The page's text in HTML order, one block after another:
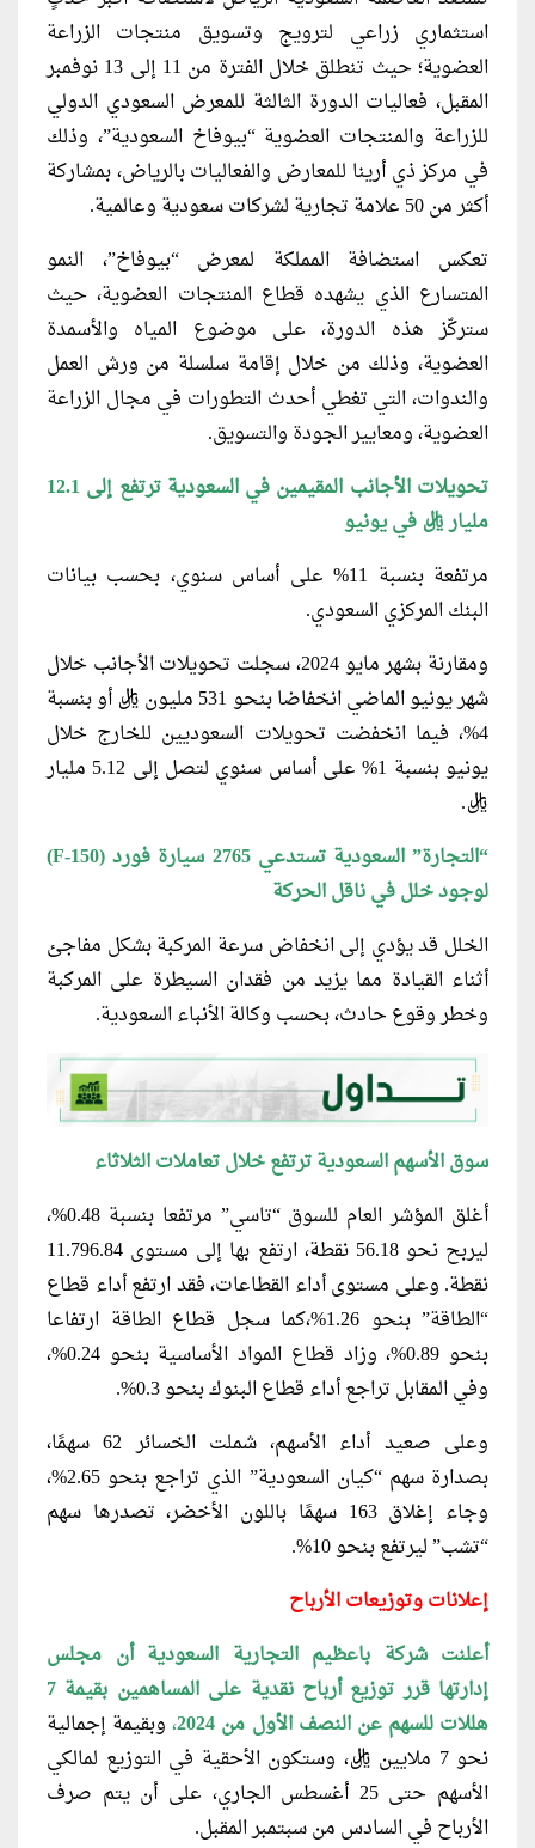
استثماري زراعي لترويج وتسويق منتجات الزراعة
العضوية؛ حيث تنطلق خلال الفترة من 11 إلى 13 نوفمبر
المقبل، فعاليات الدورة الثالثة للمعرض السعودي الدولي
للزراعة والمنتجات العضوية “بيوفاخ السعودية”، وذلك
في مركز ذي أرينا للمعارض والفعاليات بالرياض، بمشاركة
أكثر من 50 علامة تجارية لشركات سعودية وعالمية.
تعكس استضافة المملكة لمعرض “بيوفاخ”، النمو
المتسارع الذي يشهده قطاع المنتجات العضوية، حيث
ستركّز هذه الدورة، على موضوع المياه والأسمدة
العضوية، وذلك من خلال إقامة سلسلة من ورش العمل
والندوات، التي تغطي أحدث التطورات في مجال الزراعة
العضوية، ومعايير الجودة والتسويق.
تحويلات الأجانب المقيمين في السعودية ترتفع إلى 12.1
مليار ريال في يونيو
مرتفعة بنسبة 11% على أساس سنوي، بحسب بيانات
البنك المركزي السعودي.
ومقارنة بشهر مايو 2024، سجلت تحويلات الأجانب خلال
شهر يونيو الماضي انخفاضا بنحو 531 مليون ريال أو بنسبة
4%، فيما انخفضت تحويلات السعوديين للخارج خلال
يونيو بنسبة 1% على أساس سنوي لتصل إلى 5.12 مليار
ريال.
“التجارة” السعودية تستدعي 2765 سيارة فورد (F-150)
لوجود خلل في ناقل الحركة
الخلل قد يؤدي إلى انخفاض سرعة المركبة بشكل مفاجئ
أثناء القيادة مما يزيد من فقدان السيطرة على المركبة
وخطر وقوع حادث، بحسب وكالة الأنباء السعودية.
سوق الأسهم السعودية ترتفع خلال تعاملات الثلاثاء
أغلق المؤشر العام للسوق “تاسي” مرتفعا بنسبة 0.48%،
ليربح نحو 56.18 نقطة، ارتفع بها إلى مستوى 11.796.84
نقطة. وعلى مستوى أداء القطاعات، فقد ارتفع أداء قطاع
“الطاقة” بنحو 1.26%،كما سجل قطاع الطاقة ارتفاعا
بنحو 0.89%، وزاد قطاع المواد الأساسية بنحو 0.24%،
وفي المقابل تراجع أداء قطاع البنوك بنحو 0.3%.
وعلى صعيد أداء الأسهم، شملت الخسائر 62 سهمًا،
بصدارة سهم “كيان السعودية” الذي تراجع بنحو 2.65%،
وجاء إغلاق 163 سهمًا باللون الأخضر، تصدرها سهم
“تشب” ليرتفع بنحو 10%.
إعلانات وتوزيعات الأرباح
أعلنت شركة باعظيم التجارية السعودية أن مجلس
إدارتها قرر توزيع أرباح نقدية على المساهمين بقيمة 7
هللات للسهم عن النصف الأول من 2024
،وبقيمة إجمالية
نحو 7 ملايين ريال، وستكون الأحقية في التوزيع لمالكي
الأسهم حتى 25 أغسطس الجاري، على أن يتم صرف
الأرباح في السادس من سبتمبر المقبل.